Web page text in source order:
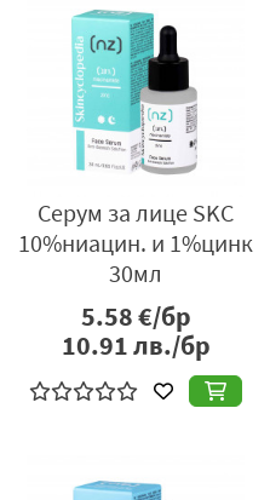
Серум за лице SKC
10%ниацин. и 1%цинк
30мл
5.58€/бр
10.91лв./бр